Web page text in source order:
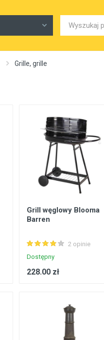
Grille, grille
Grill węglowy Blooma
Barren
2 opinie
Dostępny
228.00 zł